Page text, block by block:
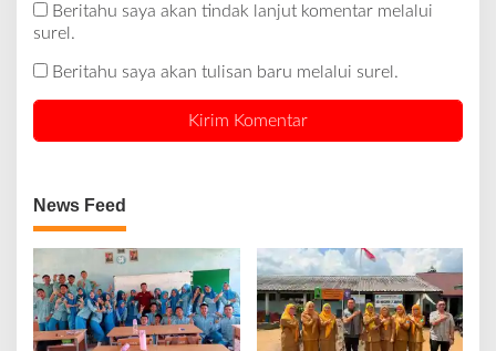
Beritahu saya akan tindak lanjut komentar melalui
surel.
Beritahu saya akan tulisan baru melalui surel.
News Feed